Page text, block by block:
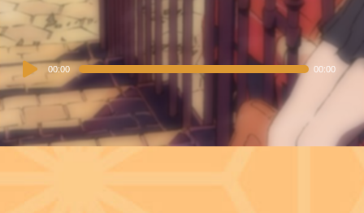
Audio
Player
00:00 00:00